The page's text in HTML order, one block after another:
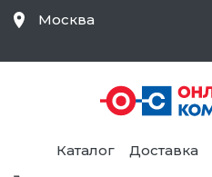
Москва
Каталог Доставка
Средства Контроля
Статического
Электричества и
Безопасности,
Товары для Чистых